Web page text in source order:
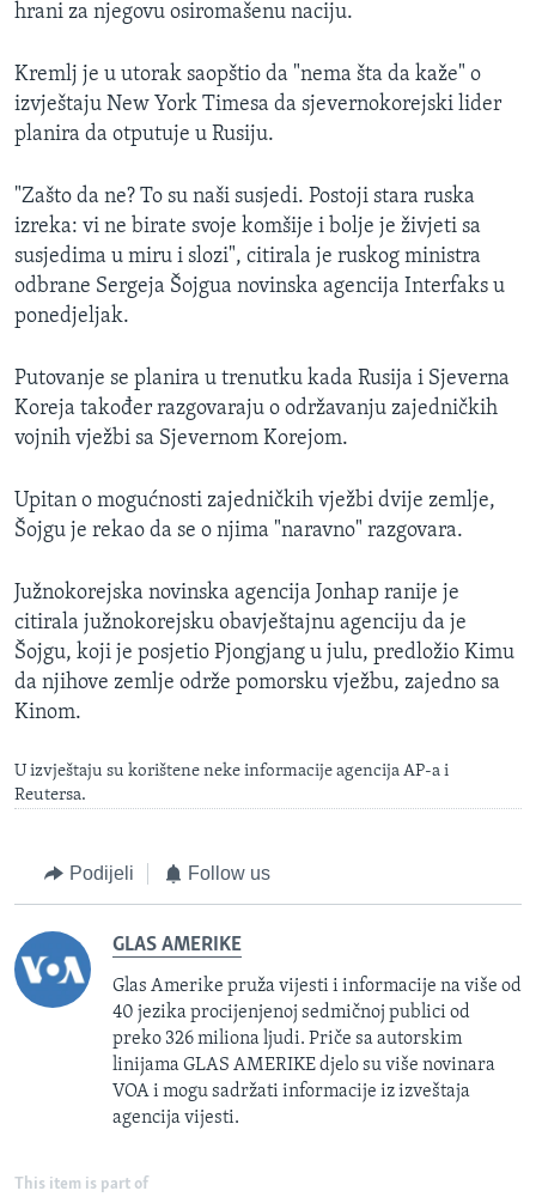
hrani za njegovu osiromašenu naciju.
Kremlj je u utorak saopštio da "nema šta da kaže" o
izvještaju New York Timesa da sjevernokorejski lider
planira da otputuje u Rusiju.
"Zašto da ne? To su naši susjedi. Postoji stara ruska
izreka: vi ne birate svoje komšije i bolje je živjeti sa
susjedima u miru i slozi", citirala je ruskog ministra
odbrane Sergeja Šojgua novinska agencija Interfaks u
ponedjeljak.
Putovanje se planira u trenutku kada Rusija i Sjeverna
Koreja također razgovaraju o održavanju zajedničkih
vojnih vježbi sa Sjevernom Korejom.
Upitan o mogućnosti zajedničkih vježbi dvije zemlje,
Šojgu je rekao da se o njima "naravno" razgovara.
Južnokorejska novinska agencija Jonhap ranije je
citirala južnokorejsku obavještajnu agenciju da je
Šojgu, koji je posjetio Pjongjang u julu, predložio Kimu
da njihove zemlje održe pomorsku vježbu, zajedno sa
Kinom.
U izvještaju su korištene neke informacije agencija AP-a i
Reutersa.
Podijeli Follow us
GLAS AMERIKE
Glas Amerike pruža vijesti i informacije na više od
40 jezika procijenjenoj sedmičnoj publici od
preko 326 miliona ljudi. Priče sa autorskim
linijama GLAS AMERIKE djelo su više novinara
VOA i mogu sadržati informacije iz izveštaja
agencija vijesti.
This item is part of